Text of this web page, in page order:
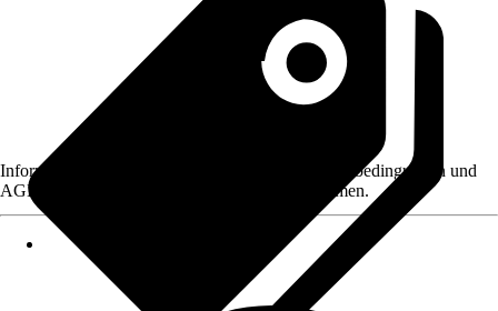
Informationen des Verkäufers, wie z. B. Rückgabebedingungen und
AGB, finden Sie bei Klick auf den Verkäufernamen.